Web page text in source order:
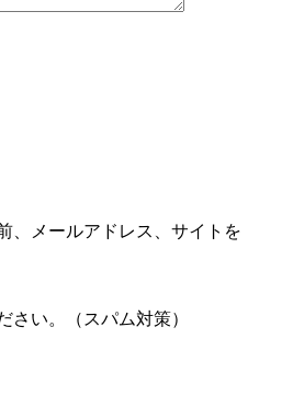
、メールアドレス、サイトを
さい。（スパム対策）